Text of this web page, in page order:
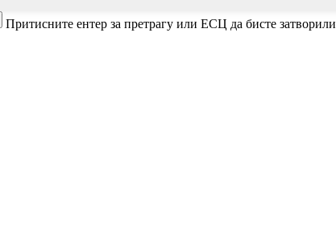
Притисните ентер за претрагу или ЕСЦ да бисте затворили